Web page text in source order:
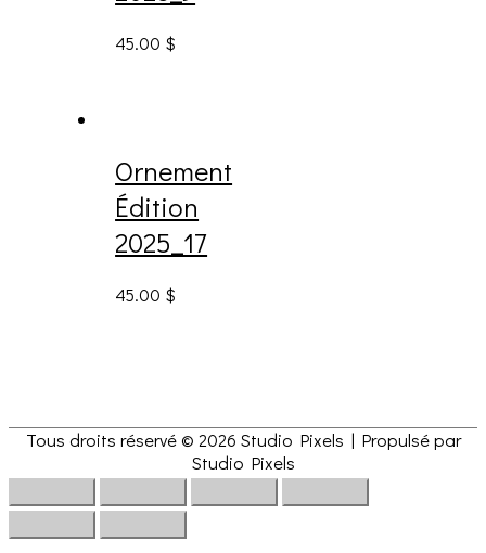
45.00 $
Ornement
Édition
2025_17
45.00 $
Tous droits réservé © 2026 Studio Pixels | Propulsé par
Studio Pixels